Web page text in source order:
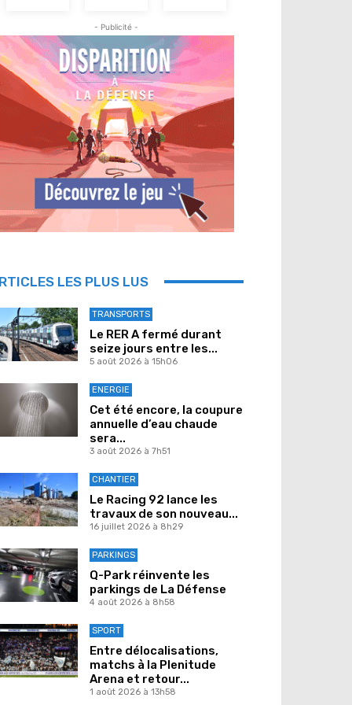
- Publicité -
LES PLUS LUS
TRANSPORTS
Le RER A fermé durant
seize jours entre les...
5 août 2026 à 15h06
ENERGIE
Cet été encore, la coupure
annuelle d’eau chaude
sera...
3 août 2026 à 7h51
CHANTIER
Le Racing 92 lance les
travaux de son nouveau...
16 juillet 2026 à 8h29
PARKINGS
Q-Park réinvente les
parkings de La Défense
4 août 2026 à 8h58
SPORT
Entre délocalisations,
matchs à la Plenitude
Arena et retour...
1 août 2026 à 13h58